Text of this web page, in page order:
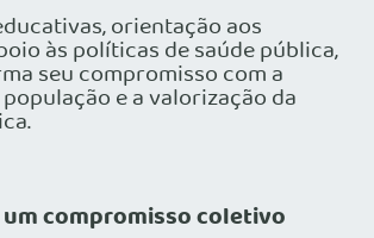
orientação aos
às políticas de saúde pública,
seu compromisso com a
e a valorização da
compromisso coletivo